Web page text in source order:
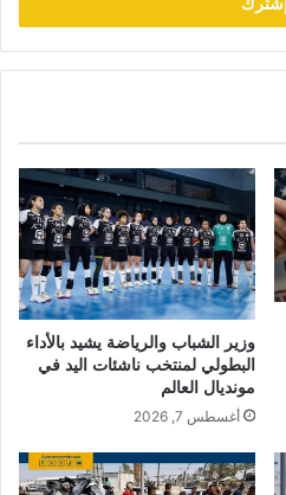
وزير الشباب والرياضة يشيد بالأداء
البطولي لمنتخب ناشئات اليد في
مونديال العالم
أغسطس 7, 2026